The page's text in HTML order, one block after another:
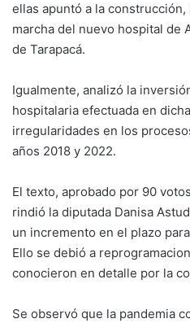
ellas apuntó a la
marcha del nuevo hospital de
de Tarapacá.
Igualmente, analizó la
hospitalaria efectuada en
irregularidades en los
años 2018 y 2022.
El texto, aprobado por 90
rindió la diputada Danisa
un incremento en el plazo
Ello se debió a
conocieron en detalle por la
Se observó que la pandemia